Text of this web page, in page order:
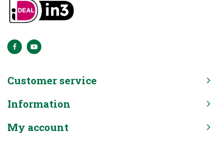
Customer service
Information
My account